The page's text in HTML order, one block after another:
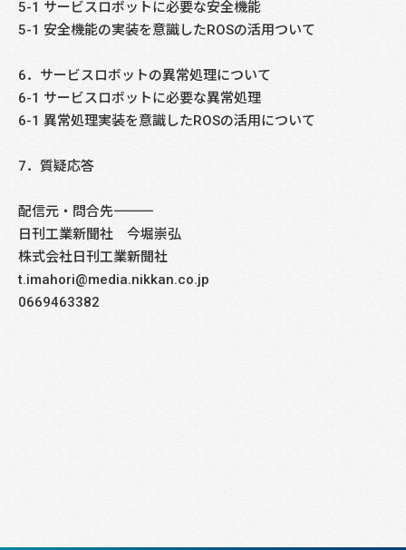
5-1 サービスロボットに必要な安全機能
5-1 安全機能の実装を意識したROSの活用ついて
6．サービスロボットの異常処理について
6-1 サービスロボットに必要な異常処理
6-1 異常処理実装を意識したROSの活用について
7．質疑応答
配信元・問合先――――――――――――――――――――――――――――
日刊工業新聞社 今堀崇弘
株式会社日刊工業新聞社
t.imahori@media.nikkan.co.jp
0669463382